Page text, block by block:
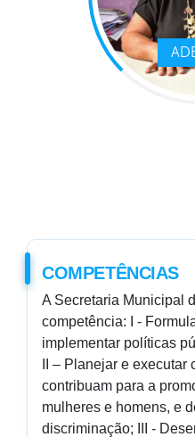
COMPETÊNCIAS
A Secretaria Municipal
competência: I -
implementar políticas
II – Planejar e
contribuam para a
mulheres e homens, e
discriminação; III -